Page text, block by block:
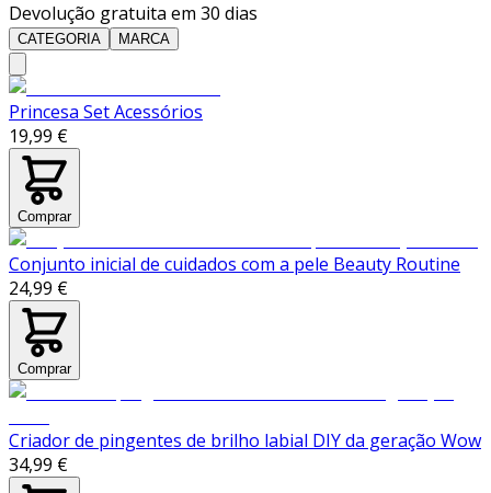
Devolução gratuita em 30 dias
CATEGORIA MARCA
Princesa Set Acessórios
19,99 €
Comprar
Conjunto inicial de cuidados com a pele Beauty Routine
24,99 €
Comprar
Criador de pingentes de brilho labial DIY da geração Wow
34,99 €